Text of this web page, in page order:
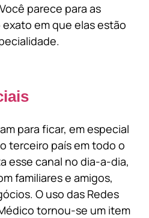
parece para as
em que elas estão
para ficar, em especial
terceiro país em todo o
esse canal no dia-a-dia,
familiares e amigos,
O uso das Redes
tornou-se um item